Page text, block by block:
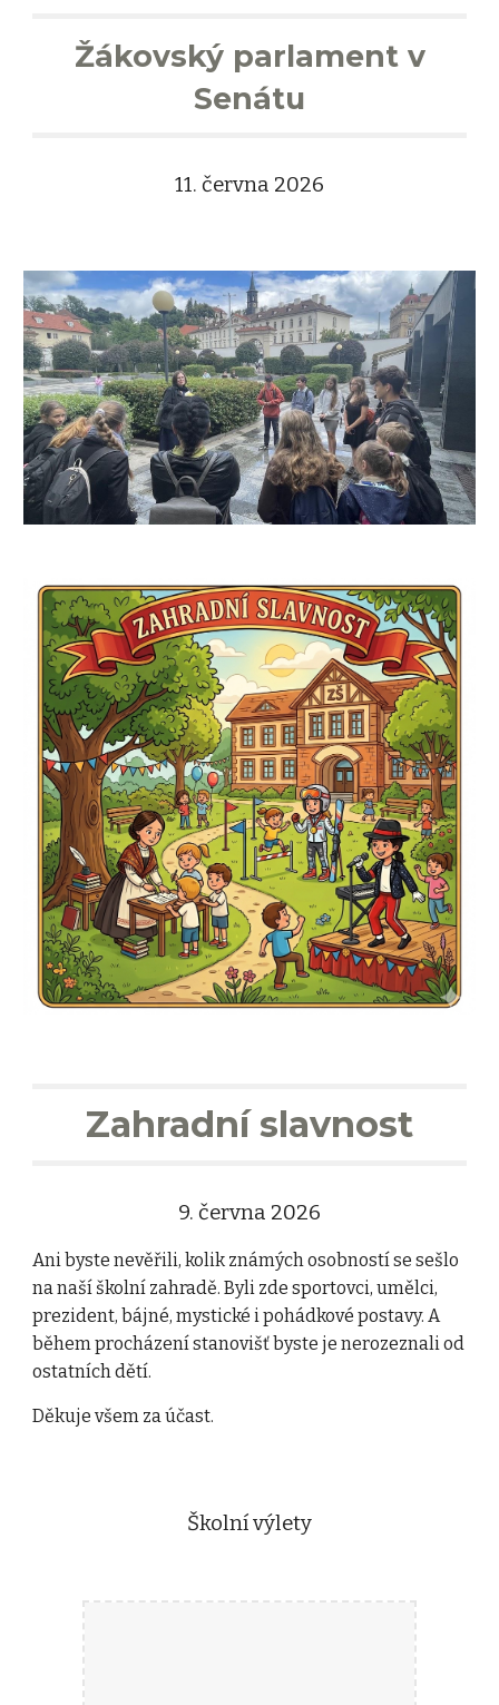
Žákovský parlament v
Senátu
11. června 2026
Zahradní slavnost
9. června 2026
Ani byste nevěřili, kolik známých osobností se sešlo
na naší školní zahradě. Byli zde sportovci, umělci,
prezident, bájné, mystické i pohádkové postavy. A
během procházení stanovišť byste je nerozeznali od
ostatních dětí.
Děkuje všem za účast.
Školní výlety